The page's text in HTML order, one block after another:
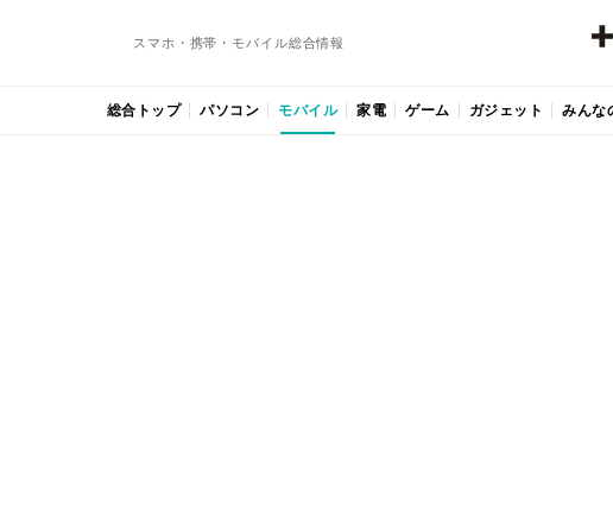
スマホ・携帯・モバイル総合情報
総合トップ パソコン モバイル 家電 ゲーム ガジェット みんな